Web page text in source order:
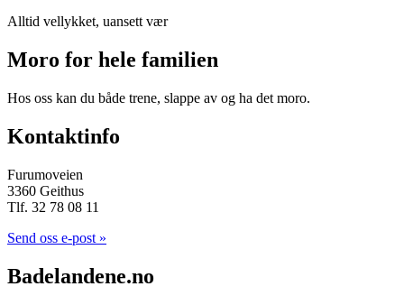
Alltid vellykket, uansett vær
Moro for hele familien
Hos oss kan du både trene, slappe av og ha det moro.
Kontaktinfo
Furumoveien
3360 Geithus
Tlf. 32 78 08 11
Send oss e-post »
Badelandene.no